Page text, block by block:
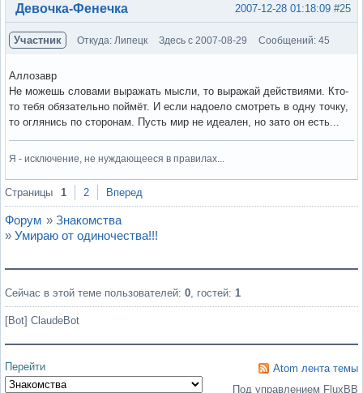
Вне форума #25
2007-12-28 01:18:09
Девочка-Фенечка
Участник Откуда: Липецк Здесь с 2007-08-29 Сообщений: 45
Аллозавр
Не можешь словами выражать мысли, то выражай действиями. Кто-
то тебя обязательно поймёт. И если надоело смотреть в одну точку,
то оглянись по сторонам. Пусть мир не идеален, но зато он есть...
Я - исключение, не нуждающееся в правилах...
Вне форума
Страницы 1 2 Вперед
Форум » Знакомства
» Умираю от одиночества!!!
Сейчас в этой теме пользователей: 0, гостей: 1
[Bot] ClaudeBot
Перейти
Atom лента темы
Под управлением FluxBB